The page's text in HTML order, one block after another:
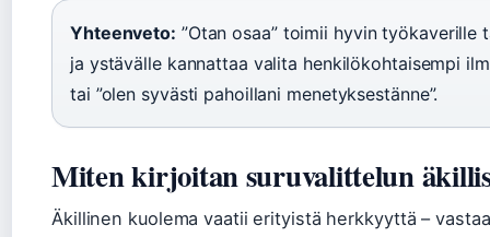
Yhteenveto: ”Otan osaa” toimii hyvin työkaverille
ja ystävälle kannattaa valita henkilökohtaisempi
tai ”olen syvästi pahoillani menetyksestänne”.
Miten kirjoitan suruvalittelun
Äkillinen kuolema vaatii erityistä herkkyyttä –